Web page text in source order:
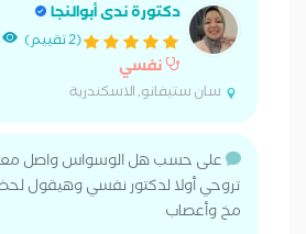
دكتورة ندى أبوالنجا
(2 تقييم)
نفسي
سان ستيفانو, الاسكندرية
على حسب هل الوسواس واصل
تروحي أولا لدكتور نفسي وهيقول
مخ وأعصاب